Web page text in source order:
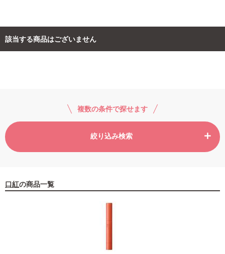
特集から探す
ビューティジャーナルから探す
該当する商品はございません
複数の条件で探せます
絞り込み検索
口紅の商品一覧